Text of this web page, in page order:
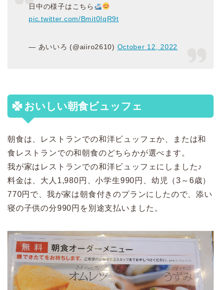
日中の様子はこちら
pic.twitter.com/Bmit0IqR9t
— あいいろ (@aiiro2610) October 12, 2022
おいしい朝食ビュッフェ
朝食は、レストランでの和洋ビュッフェか、または和
食レストランでの和朝食のどちらかが選べます。
我が家はレストランでの和洋ビュッフェにしました♪
料金は、大人1,980円、小学生990円、幼児（3～6歳）
770円で、我が家は朝食付きのプランにしたので、添い
寝の子供の分990円を別途支払いました。